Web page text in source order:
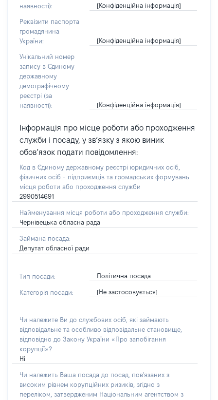
наявності):
[Конфіденційна інформація]
Реквізити паспорта
громадянина
України:
[Конфіденційна інформація]
Унікальний номер
запису в Єдиному
державному
демографічному
реєстрі (за
наявності):
[Конфіденційна інформація]
Інформація про місце роботи або проходження
служби і посаду, у зв’язку з якою виник
обов’язок подати повідомлення:
Код в Єдиному державному реєстрі юридичних осіб,
фізичних осіб - підприємців та громадських формувань
місця роботи або проходження служби
2990514691
Найменування місця роботи або проходження служби:
Чернівецька обласна рада
Займана посада:
Депутат обласної ради
Тип посади: Політична посада
Категорія посади: [Не застосовується]
Чи належите Ви до службових осіб, які займають
відповідальне та особливо відповідальне становище,
відповідно до Закону України «Про запобігання
корупції»?
Ні
Чи належить Ваша посада до посад, пов'язаних з
високим рівнем корупційних ризиків, згідно з
переліком, затвердженим Національним агентством з